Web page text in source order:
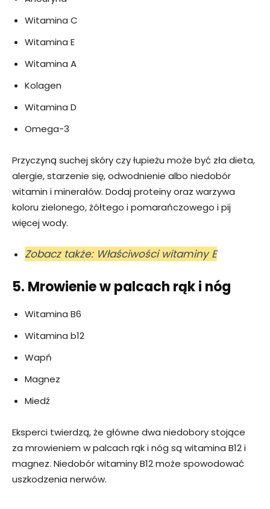
Witamina C
Witamina E
Witamina A
Kolagen
Witamina D
Omega-3
Przyczyną suchej skóry czy łupieżu może być zła dieta,
alergie, starzenie się, odwodnienie albo niedobór
witamin i minerałów. Dodaj proteiny oraz warzywa
koloru zielonego, żółtego i pomarańczowego i pij
więcej wody.
Zobacz także: Właściwości witaminy E
5. Mrowienie w palcach rąk i nóg
Witamina B6
Witamina b12
Wapń
Magnez
Miedź
Eksperci twierdzą, że główne dwa niedobory stojące
za mrowieniem w palcach rąk i nóg są witamina B12 i
magnez. Niedobór witaminy B12 może spowodować
uszkodzenia nerwów.